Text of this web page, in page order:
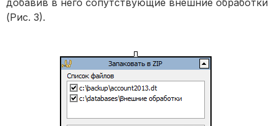
добавив в него сопутствующие внешние обработки
(Рис. 3).